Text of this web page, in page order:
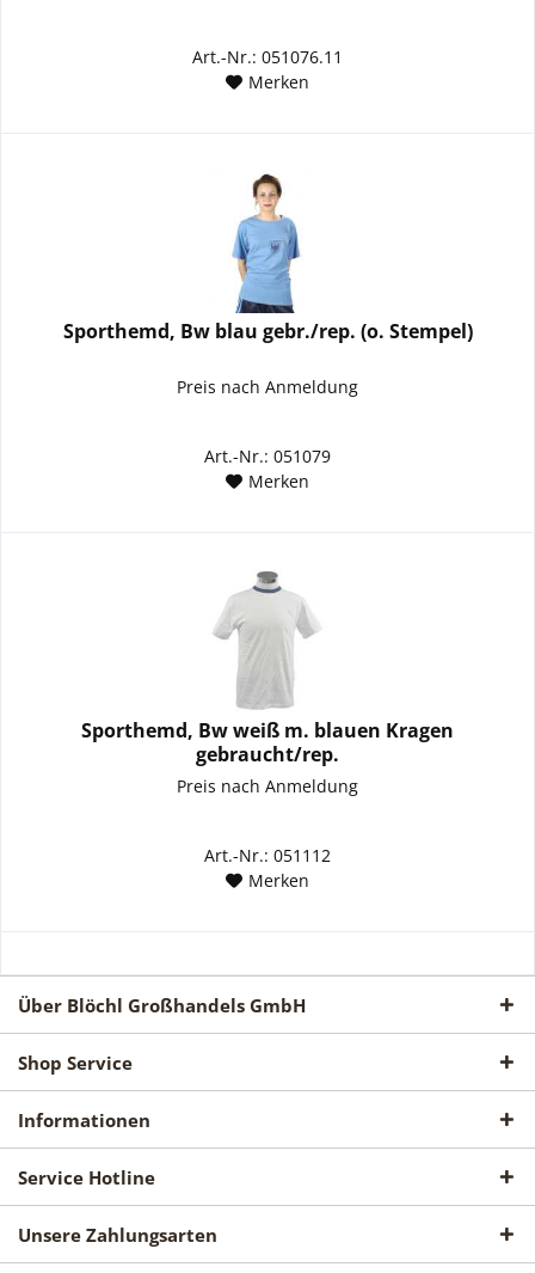
Art.-Nr.: 051076.11
Merken
Sporthemd, Bw blau gebr./rep. (o. Stempel)
Preis nach Anmeldung
Art.-Nr.: 051079
Merken
Sporthemd, Bw weiß m. blauen Kragen
gebraucht/rep.
Preis nach Anmeldung
Art.-Nr.: 051112
Merken
Über Blöchl Großhandels GmbH
Shop Service
Informationen
Service Hotline
Unsere Zahlungsarten